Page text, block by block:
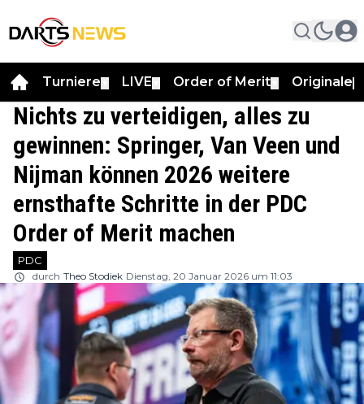
Turniere LIVE Order of Merit Originale
Nichts zu verteidigen, alles zu
gewinnen: Springer, Van Veen und
Nijman können 2026 weitere
ernsthafte Schritte in der PDC
Order of Merit machen
PDC
durch Theo Stodiek Dienstag, 20 Januar 2026 um 11:03